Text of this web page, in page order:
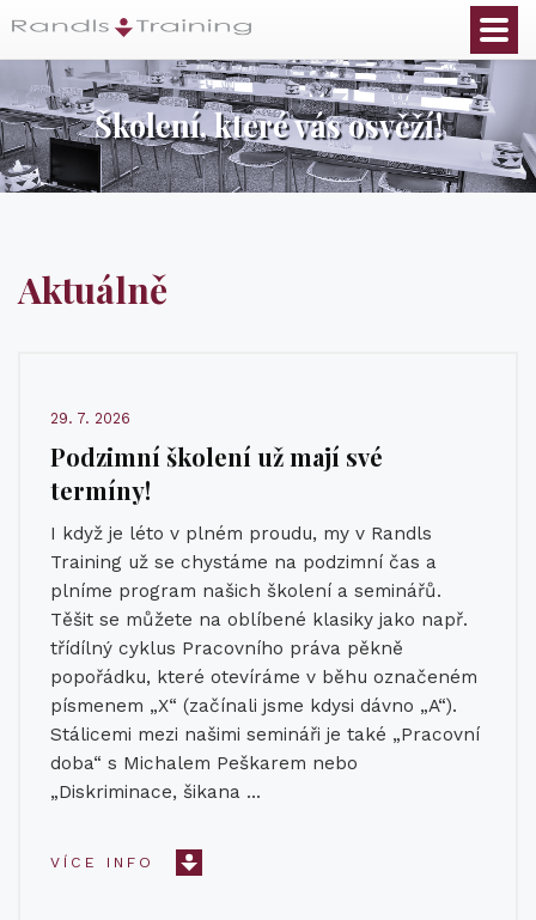
Školení, které vás osvěží!
Aktuálně
29. 7. 2026
Podzimní školení už mají své
termíny!
I když je léto v plném proudu, my v Randls
Training už se chystáme na podzimní čas a
plníme program našich školení a seminářů.
Těšit se můžete na oblíbené klasiky jako např.
třídílný cyklus Pracovního práva pěkně
popořádku, které otevíráme v běhu označeném
písmenem „X“ (začínali jsme kdysi dávno „A“).
Stálicemi mezi našimi semináři je také „Pracovní
doba“ s Michalem Peškarem nebo
„Diskriminace, šikana …
VÍCE INFO